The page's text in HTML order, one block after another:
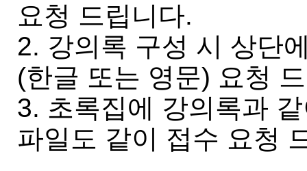
요청 드립니다.
2. 강의록 구성 시 상단
(한글 또는 영문) 요청
3. 초록집에 강의록과
파일도 같이 접수 요청